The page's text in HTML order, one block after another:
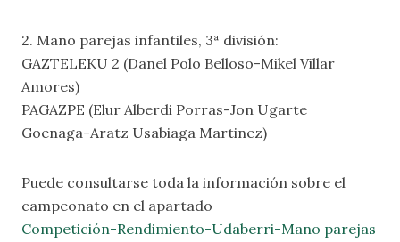
2. Mano parejas infantiles, 3ª división:
GAZTELEKU 2 (Danel Polo Belloso-Mikel Villar
Amores)
PAGAZPE (Elur Alberdi Porras-Jon Ugarte
Goenaga-Aratz Usabiaga Martinez)
Puede consultarse toda la información sobre el
campeonato en el apartado
Competición-Rendimiento-Udaberri-Mano parejas